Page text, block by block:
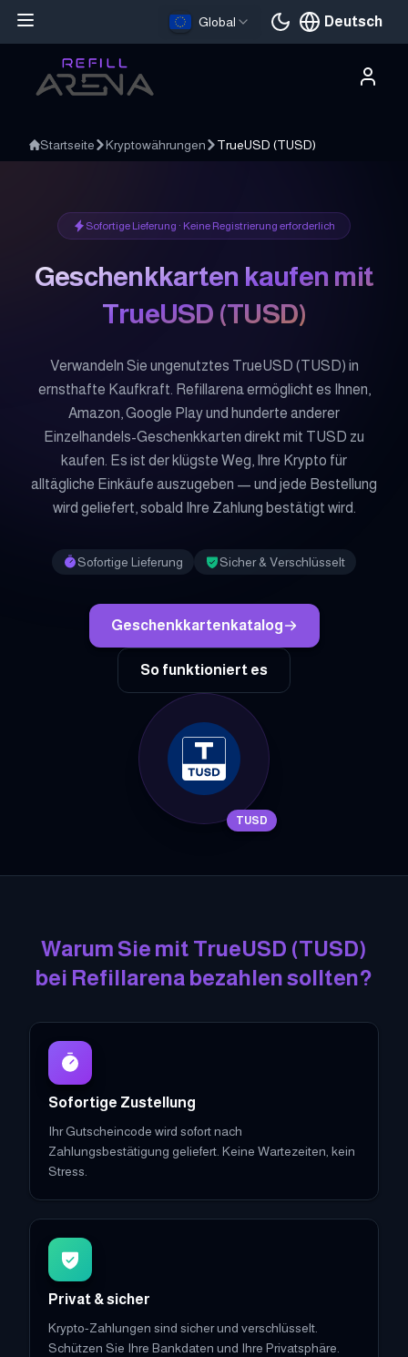
Global Deutsch
Aktuelle Sprache
Startseite Kryptowährungen TrueUSD (TUSD)
Sofortige Lieferung · Keine Registrierung erforderlich
Geschenkkarten kaufen mit
TrueUSD (TUSD)
Verwandeln Sie ungenutztes TrueUSD (TUSD) in
ernsthafte Kaufkraft. Refillarena ermöglicht es Ihnen,
Amazon, Google Play und hunderte anderer
Einzelhandels-Geschenkkarten direkt mit TUSD zu
kaufen. Es ist der klügste Weg, Ihre Krypto für
alltägliche Einkäufe auszugeben — und jede Bestellung
wird geliefert, sobald Ihre Zahlung bestätigt wird.
Sofortige Lieferung Sicher & Verschlüsselt
Geschenkkartenkatalog
So funktioniert es
TUSD
Warum Sie mit TrueUSD (TUSD)
bei Refillarena bezahlen sollten?
Sofortige Zustellung
Ihr Gutscheincode wird sofort nach
Zahlungsbestätigung geliefert. Keine Wartezeiten, kein
Stress.
Privat & sicher
Krypto-Zahlungen sind sicher und verschlüsselt.
Schützen Sie Ihre Bankdaten und Ihre Privatsphäre.